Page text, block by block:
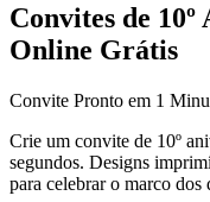
Convites de
Online Grátis
Convite Pronto em 1
Crie um convite de 10º
segundos. Designs
para celebrar o marco